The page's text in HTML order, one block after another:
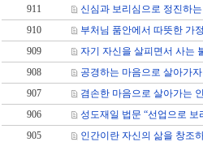
911
신심과 보리심으로 정진하
910
부처님 품안에서 따뜻한 가
909
자기 자신을 살피면서 사는
908
공경하는 마음으로 살아가자
907
겸손한 마음으로 살아가는
906
성도재일 법문 “선업으로 보
905
인간이란 자신의 삶을 창조